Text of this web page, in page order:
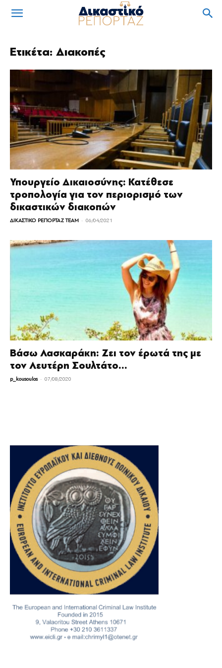
Ετικέτα: Διακοπές
Υπουργείο Δικαιοσύνης: Κατέθεσε
τροπολογία για τον περιορισμό των
δικαστικών διακοπών
ΔΙΚΑΣΤΙΚΟ ΡΕΠΟΡΤΑΖ TEAM - 06/04/2021
Βάσω Λασκαράκη: Ζει τον έρωτά της με
τον Λευτέρη Σουλτάτο...
p_kousoulos - 07/08/2020